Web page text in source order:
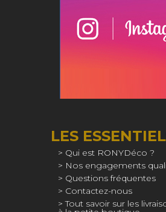
LES
Qui est RONYDéco ?
Nos engagements
Questions fréquentes
Contactez-nous
Tout savoir sur les